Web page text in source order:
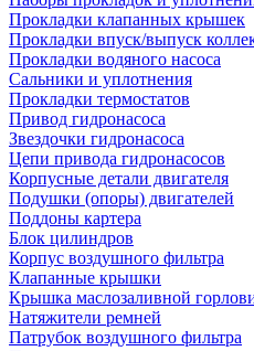
Прокладки клапанных крышек
Прокладки впуск/выпуск
Прокладки водяного насоса
Сальники и уплотнения
Прокладки термостатов
Привод гидронасоса
Звездочки гидронасоса
Цепи привода гидронасосов
Корпусные детали двигателя
Подушки (опоры) двигателей
Поддоны картера
Блок цилиндров
Корпус воздушного фильтра
Клапанные крышки
Крышка маслозаливной
Натяжители ремней
Патрубок воздушного фильтра